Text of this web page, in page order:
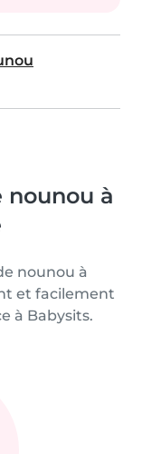
nounou à
nounou à
et facilement
à Babysits.